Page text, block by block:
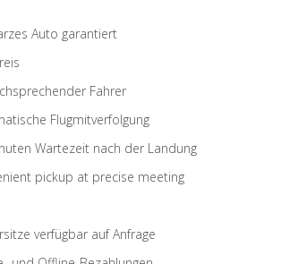
Auto garantiert
Fahrer
Flugmitverfolgung
Wartezeit nach der Landung
pickup at precise meeting
verfügbar auf Anfrage